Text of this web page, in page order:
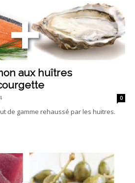
aux huîtres
0
de gamme rehaussé par les huitres.